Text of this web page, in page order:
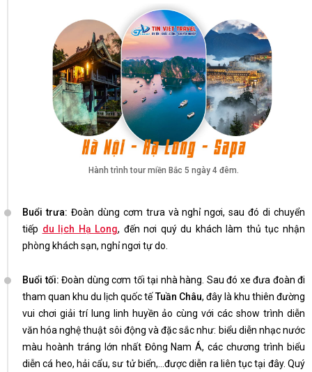
Hành trình tour miền Bắc 5 ngày 4 đêm.
Buổi trưa: Đoàn dùng cơm trưa và nghỉ ngơi, sau đó di chuyển
tiếp du lịch Hạ Long, đến nơi quý du khách làm thủ tục nhận
phòng khách sạn, nghỉ ngơi tự do.
Buổi tối: Đoàn dùng cơm tối tại nhà hàng. Sau đó xe đưa đoàn đi
tham quan khu du lịch quốc tếTuần Châu, đây là khu thiên đường
vui chơi giải trí lung linh huyền ảo cùng với các show trình diễn
văn hóa nghệ thuật sôi động và đặc sắc như: biểu diễn nhạc nước
màu hoành tráng lớn nhất Đông Nam Á, các chương trình biểu
diễn cá heo, hải cẩu, sư tử biển,...được diễn ra liên tục tại đây. Quý